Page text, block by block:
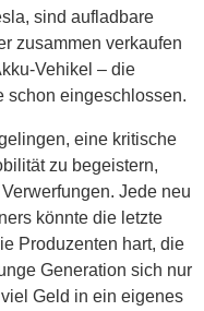
sind aufladbare
zusammen verkaufen
Vehikel – die
schon eingeschlossen.
eine kritische
zu begeistern,
Jede neu
könnte die letzte
Produzenten hart, die
Generation sich nur
Geld in ein eigenes